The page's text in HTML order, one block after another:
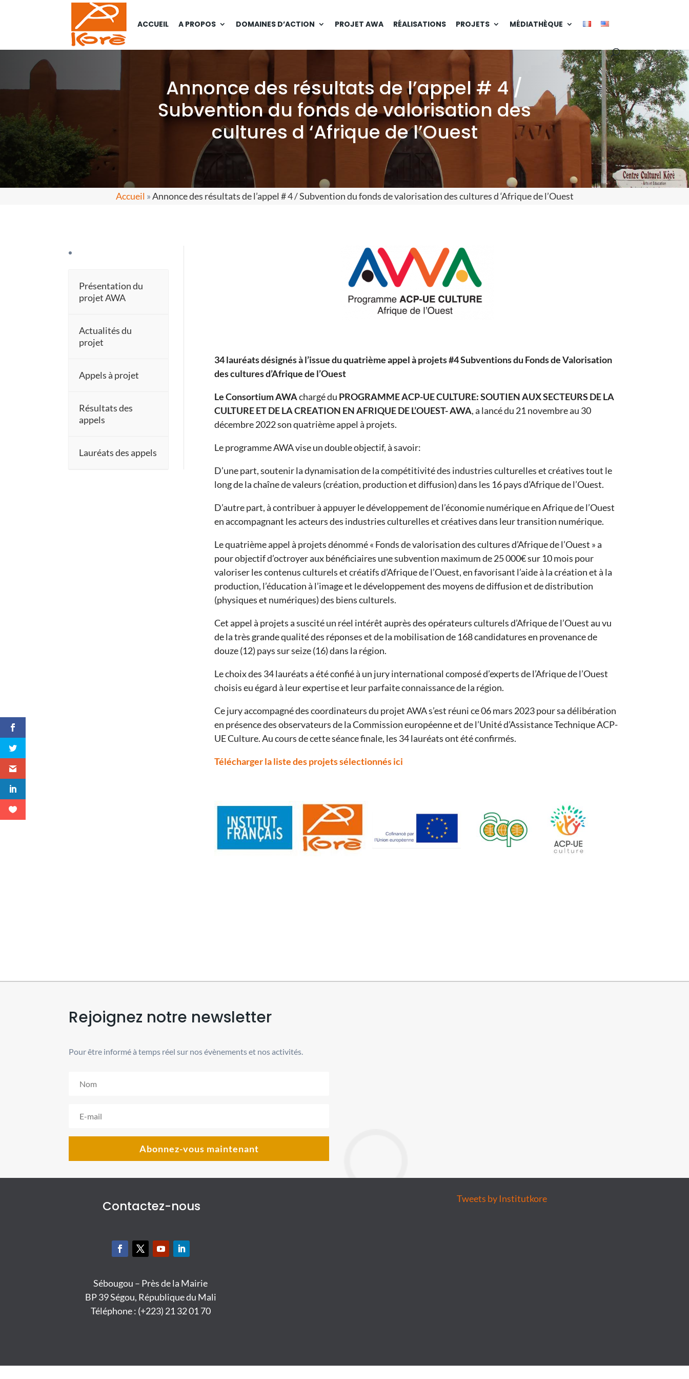
ACCUEIL A PROPOS DOMAINES D’ACTION PROJET AWA RÉALISATIONS PROJETS MÉDIATHÈQUE
Annonce des résultats de l’appel # 4 /
Subvention du fonds de valorisation des
cultures d ‘Afrique de l’Ouest
Accueil »Annonce des résultats de l’appel # 4 / Subvention du fonds de valorisation des cultures d ‘Afrique de l’Ouest
Présentation du
projet AWA
Actualités du
projet
Appels à projet
Résultats des
appels
Lauréats des appels
34 lauréats désignés à l’issue du quatrième appel à projets #4 Subventions du Fonds de Valorisation
des cultures d’Afrique de l’Ouest
Le ConsortiumAWAchargé du PROGRAMME ACP-UE CULTURE: SOUTIEN AUX SECTEURS DE LA
CULTURE ET DE LA CREATION EN AFRIQUE DE L’OUEST- AWA, a lancé du 21 novembre au 30
décembre 2022 son quatrième appel à projets.
Le programme AWA vise un double objectif, à savoir:
D’une part, soutenir la dynamisation de la compétitivité des industries culturelles et créatives tout le
long de la chaîne de valeurs (création, production et diffusion) dans les 16 pays d’Afrique de l’Ouest.
D’autre part, à contribuer à appuyer le développement de l’économie numérique en Afrique de l’Ouest
en accompagnant les acteurs des industries culturelles et créatives dans leur transition numérique.
Le quatrième appel à projets dénommé « Fonds de valorisation des cultures d’Afrique de l’Ouest » a
pour objectif d’octroyer aux bénéficiaires une subvention maximum de 25 000€ sur 10 mois pour
valoriser les contenus culturels et créatifs d’Afrique de l’Ouest, en favorisant l’aide à la création et à la
production, l’éducation à l’image et le développement des moyens de diffusion et de distribution
(physiques et numériques) des biens culturels.
Cet appel à projets a suscité un réel intérêt auprès des opérateurs culturels d’Afrique de l’Ouest au vu
de la très grande qualité des réponses et de la mobilisation de 168 candidatures en provenance de
douze (12) pays sur seize (16) dans la région.
Le choix des 34 lauréats a été confié à un jury international composé d’experts de l’Afrique de l’Ouest
choisis eu égard à leur expertise et leur parfaite connaissance de la région.
Ce jury accompagné des coordinateurs du projet AWA s’est réuni ce 06 mars 2023 pour sa délibération
en présence des observateurs de la Commission européenne et de l’Unité d’Assistance Technique ACP-
UE Culture. Au cours de cette séance finale, les 34 lauréats ont été confirmés.
Télécharger la liste des projets sélectionnés ici
Rejoignez notre newsletter
Pour être informé à temps réel sur nos évènements et nos activités.
Abonnez-vous maintenant
Contactez-nous
Sébougou – Près de la Mairie
BP 39 Ségou, République du Mali
Téléphone : (+223) 21 32 01 70
Tweets by Institutkore